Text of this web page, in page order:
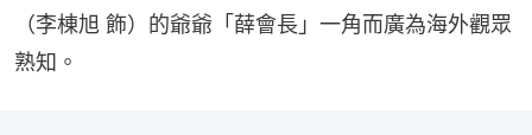
（李棟旭 飾）的爺爺「薛會長」一角而廣為海外觀眾
熟知。